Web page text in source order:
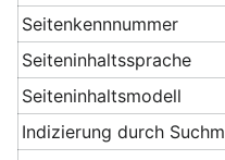
Seitenkennnummer
Seiteninhaltssprache
Seiteninhaltsmodell
Indizierung durch